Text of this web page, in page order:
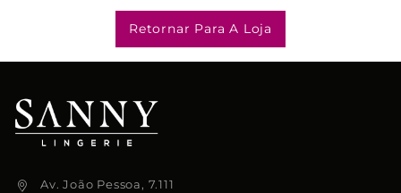
Retornar Para A Loja
Av. João Pessoa, 7.111